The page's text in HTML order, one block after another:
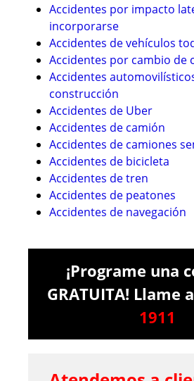
Accidentes por impacto
incorporarse
Accidentes de vehículos
Accidentes por cambio de
Accidentes
construcción
Accidentes de Uber
Accidentes de camión
Accidentes de camiones
Accidentes de bicicleta
Accidentes de tren
Accidentes de peatones
Accidentes de navegación
¡Programe una
GRATUITA! Llame
1911